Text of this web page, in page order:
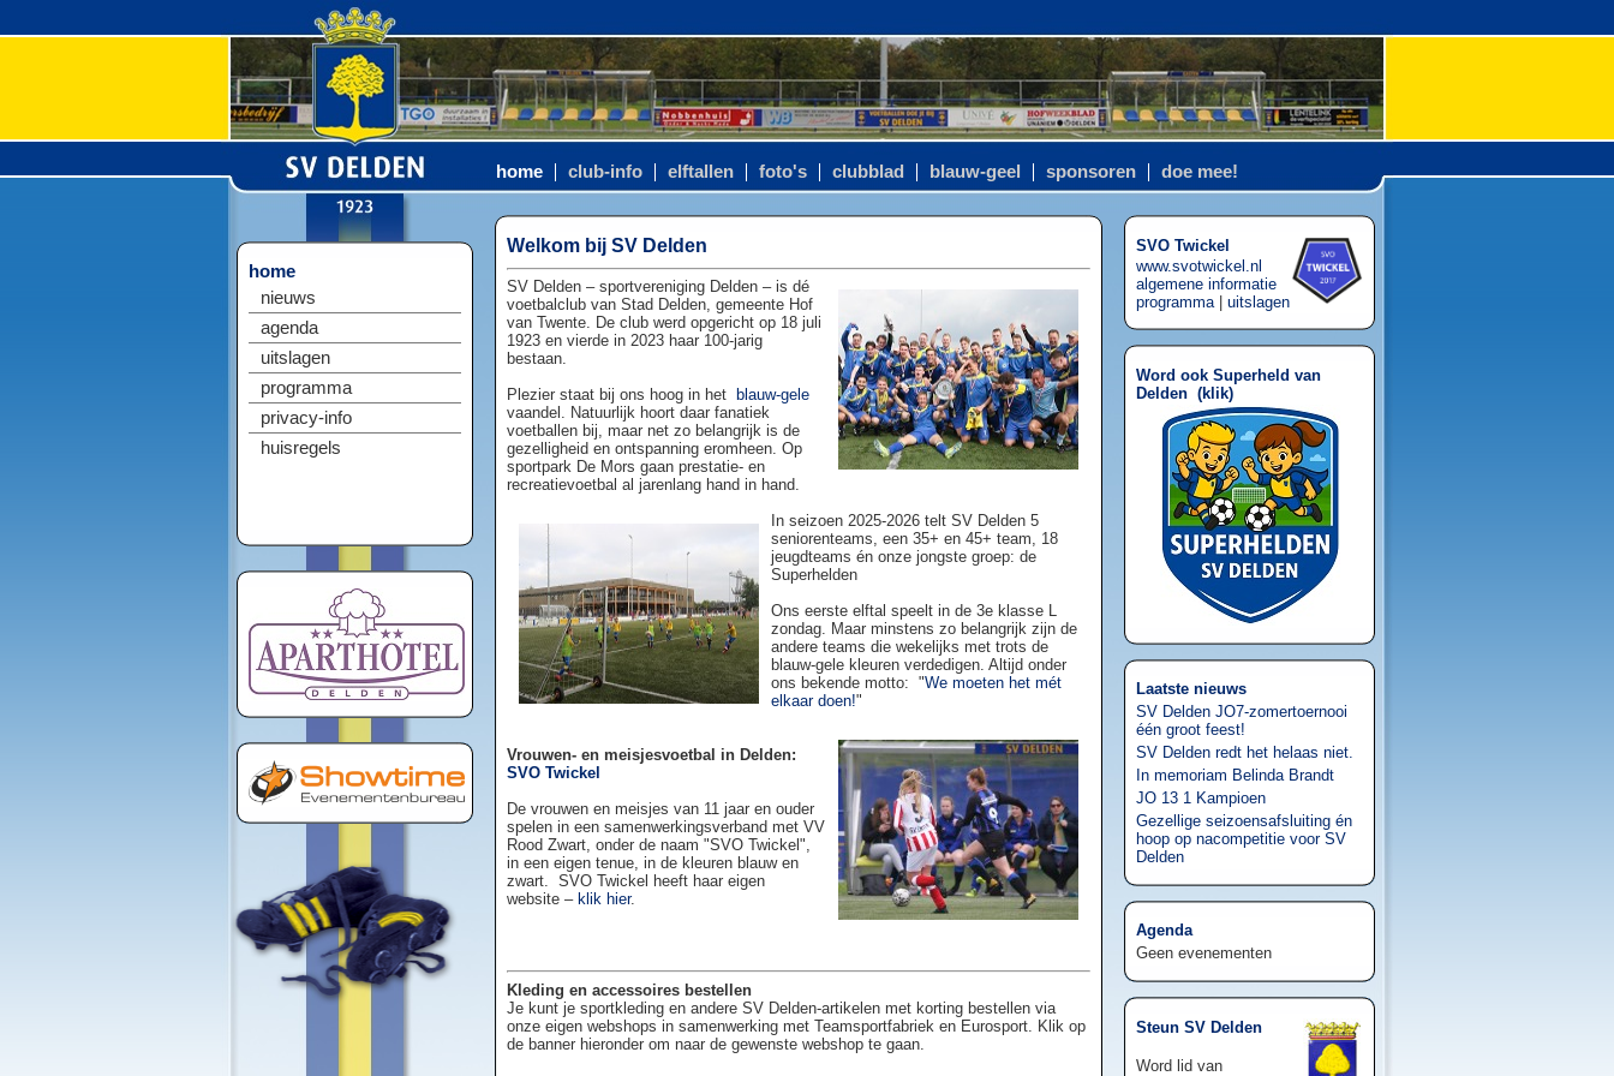
home club-info elftallen foto's clubblad blauw-geel sponsoren doe mee!
home
nieuws
agenda
uitslagen
programma
privacy-info
huisregels
Welkom bij SV Delden
SV Delden – sportvereniging Delden – is dé
voetbalclub van Stad Delden, gemeente Hof
van Twente. De club werd opgericht op 18 juli
1923 en vierde in 2023 haar 100-jarig
bestaan.
Plezier staat bij ons hoog in het
blauw-gele
vaandel. Natuurlijk hoort daar fanatiek
voetballen bij, maar net zo belangrijk is de
gezelligheid en ontspanning eromheen. Op
sportpark De Mors gaan prestatie- en
recreatievoetbal al jarenlang hand in hand.
In seizoen 2025-2026 telt SV Delden 5
seniorenteams, een 35+ en 45+ team, 18
jeugdteams én onze jongste groep: de
Superhelden
Ons eerste elftal speelt in de 3e klasse L
zondag. Maar minstens zo belangrijk zijn de
andere teams die wekelijks met trots de
blauw-gele kleuren verdedigen. Altijd onder
ons bekende motto: "We moeten het mét
elkaar doen!"
Vrouwen- en meisjesvoetbal in Delden:
SVO Twickel
De vrouwen en meisjes van 11 jaar en ouder
spelen in een samenwerkingsverband met VV
Rood Zwart, onder de naam "SVO Twickel",
in een eigen tenue, in de kleuren blauw en
zwart. SVO Twickel heeft haar eigen
website – klik hier.
Kleding en accessoires bestellen
Je kunt je sportkleding en andere SV Delden-artikelen met korting bestellen via
onze eigen webshops in samenwerking met Teamsportfabriek en Eurosport. Klik op
de banner hieronder om naar de gewenste webshop te gaan.
SVO Twickel
www.svotwickel.nl
algemene informatie
programma| uitslagen
Word ook Superheld van
Delden (klik)
Laatste nieuws
SV Delden JO7-zomertoernooi
één groot feest!
SV Delden redt het helaas niet.
In memoriam Belinda Brandt
JO 13 1 Kampioen
Gezellige seizoensafsluiting én
hoop op nacompetitie voor SV
Delden
Agenda
Geen evenementen
Steun SV Delden
Word lid van